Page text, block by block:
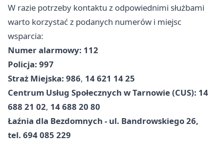
W razie potrzeby kontaktu z odpowiednimi służbami
warto korzystać z podanych numerów i miejsc
wsparcia:
Numer alarmowy: 112
Policja: 997
Straż Miejska: 986, 14 621 14 25
Centrum Usług Społecznych w Tarnowie (CUS): 14
688 21 02, 14 688 20 80
Łaźnia dla Bezdomnych - ul. Bandrowskiego 26,
tel. 694 085 229